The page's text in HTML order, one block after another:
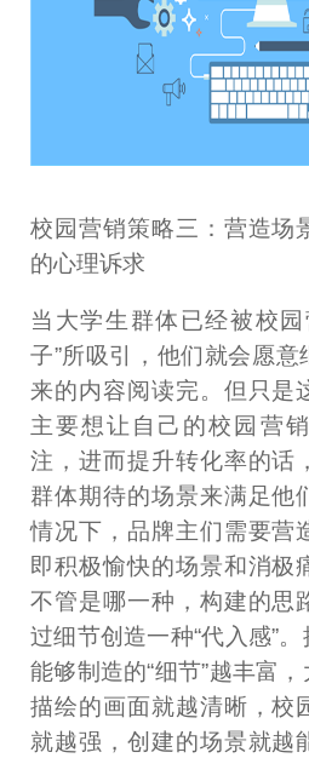
校园营销策略三：营造场
的心理诉求
当大学生群体已经被校
子”所吸引，他们就会愿
来的内容阅读完。但只是
主要想让自己的校园营
注，进而提升转化率的话
群体期待的场景来满足他
情况下，品牌主们需要营
即积极愉快的场景和消极
不管是哪一种，构建的思
过细节创造一种“代入感”
能够制造的“细节”越丰富
描绘的画面就越清晰，校
就越强，创建的场景就越